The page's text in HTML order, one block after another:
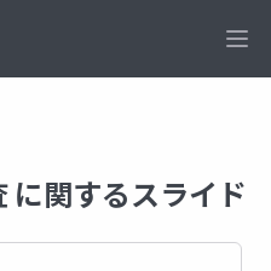
に関するスライド